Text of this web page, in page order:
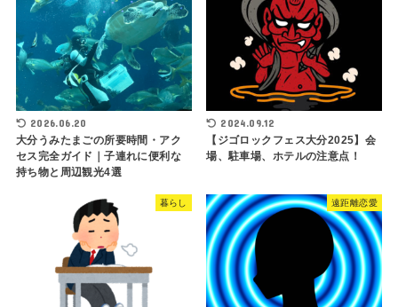
2026.06.20
大分うみたまごの所要時間・アク
セス完全ガイド｜子連れに便利な
持ち物と周辺観光4選
2024.09.12
【ジゴロックフェス大分2025】会
場、駐車場、ホテルの注意点！
暮らし 遠距離恋愛